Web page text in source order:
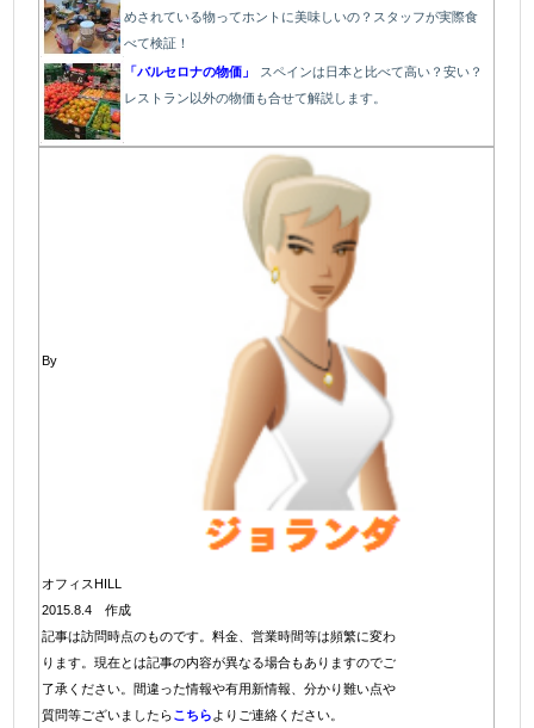
めされている物ってホントに美味しいの？スタッフが実際食
べて検証！
「バルセロナの物価」
スペインは日本と比べて高い？安い？
レストラン以外の物価も合せて解説します。
By
オフィスHILL
2015.8.4 作成
記事は訪問時点のものです。料金、営業時間等は頻繁に変わ
ります。現在とは記事の内容が異なる場合もありますのでご
了承ください。間違った情報や有用新情報、分かり難い点や
質問等ございましたらこちら よりご連絡ください。